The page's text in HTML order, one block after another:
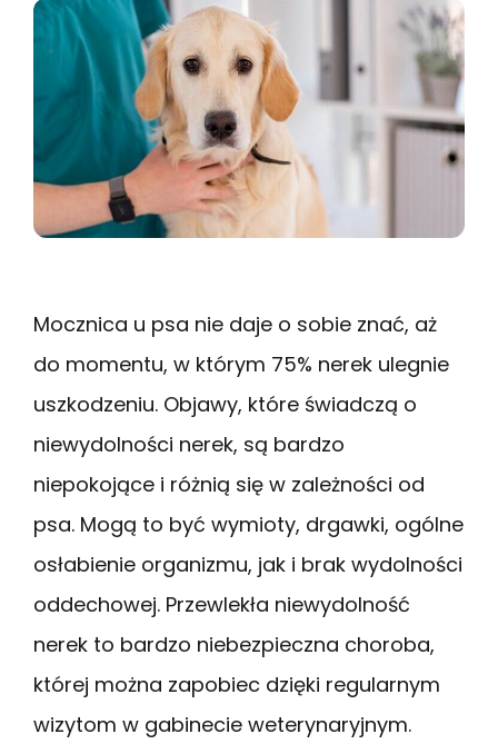
Mocznica u psa nie daje o sobie znać, aż
do momentu, w którym 75% nerek ulegnie
uszkodzeniu. Objawy, które świadczą o
niewydolności nerek, są bardzo
niepokojące i różnią się w zależności od
psa. Mogą to być wymioty, drgawki, ogólne
osłabienie organizmu, jak i brak wydolności
oddechowej. Przewlekła niewydolność
nerek to bardzo niebezpieczna choroba,
której można zapobiec dzięki regularnym
wizytom w gabinecie weterynaryjnym.